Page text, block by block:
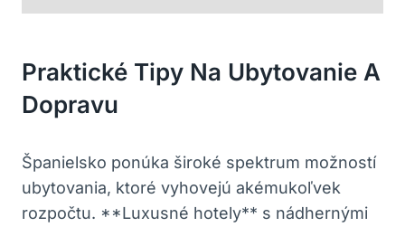
Praktické Tipy Na Ubytovanie A
Dopravu
Španielsko ponúka široké spektrum možností
ubytovania, ktoré vyhovejú akémukoľvek
rozpočtu. **Luxusné hotely** s nádhernými